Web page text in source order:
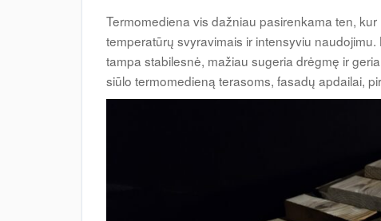
Termomediena vis dažniau pasirenkama ten,
temperatūrų svyravimais ir intensyviu
tampa stabilesnė, mažiau sugeria drėgmę ir
siūlo termomedieną terasoms, fasadų apdailai,